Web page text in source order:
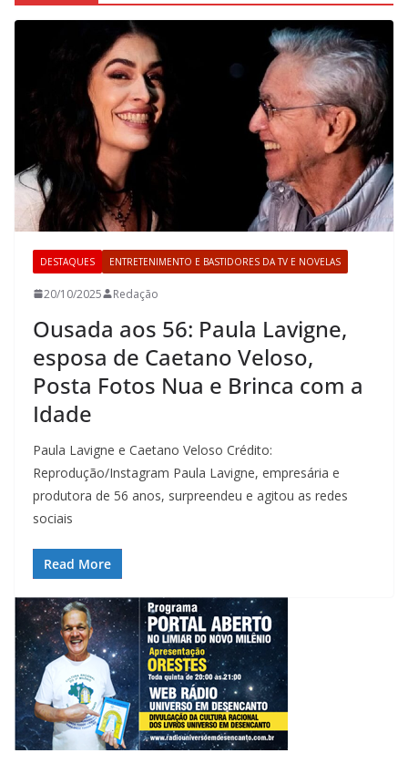
DESTAQUES ENTRETENIMENTO E BASTIDORES DA TV E NOVELAS
20/10/2025 Redação
Ousada aos 56: Paula Lavigne,
esposa de Caetano Veloso,
Posta Fotos Nua e Brinca com a
Idade
Paula Lavigne e Caetano Veloso Crédito:
Reprodução/Instagram Paula Lavigne, empresária e
produtora de 56 anos, surpreendeu e agitou as redes
sociais
Read More